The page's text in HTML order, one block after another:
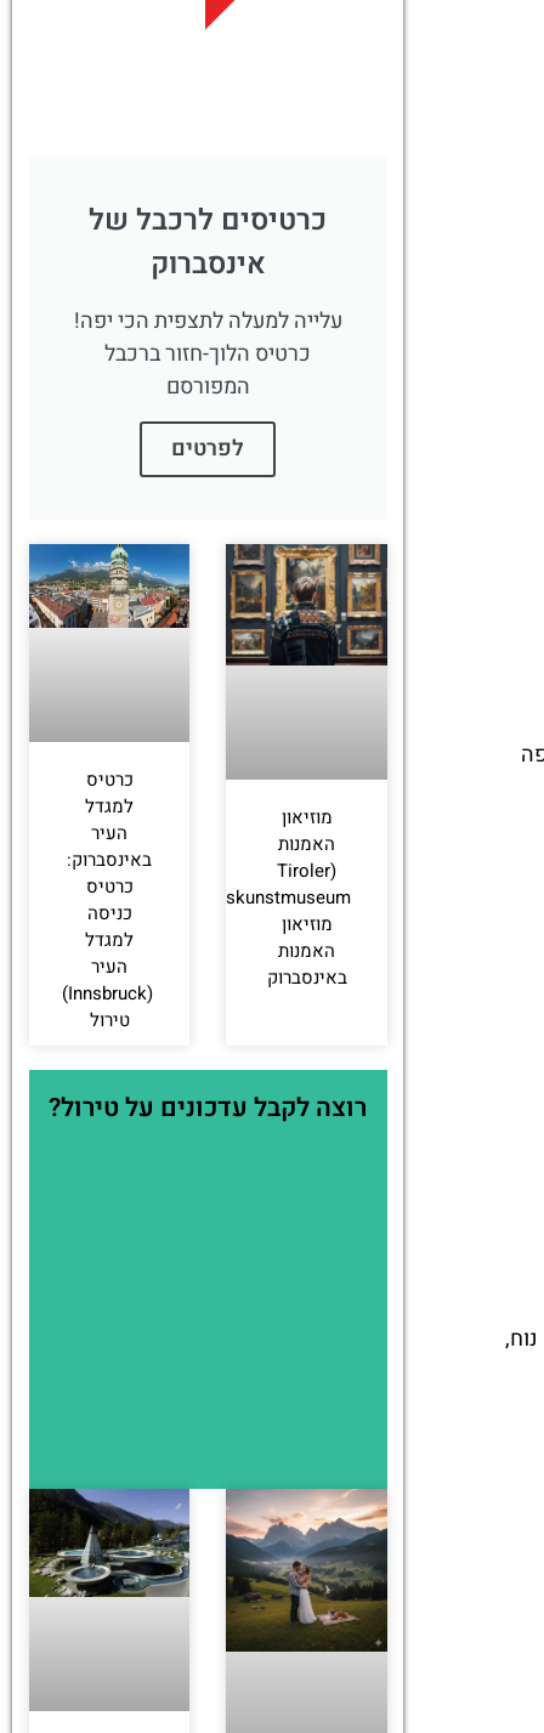
לחצו
כרטיסים לרכבל של
אינסברוק
עלייה למעלה לתצפית הכי יפה!
כרטיס הלוך-חזור ברכבל
המפורסם
לפרטים
מוזיאון
האמנות
(Tiroler
מוזיאון
האמנות
באינסברוק
כרטיס
למגדל
העיר
באינסברוק:
כרטיס
כניסה
למגדל
העיר
(Innsbruck)
טירול
רוצה לקבל עדכונים על טירול?